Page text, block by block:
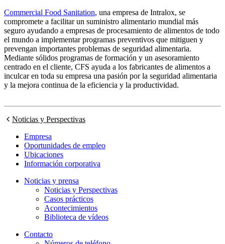
Commercial Food Sanitation, una empresa de Intralox, se
compromete a facilitar un suministro alimentario mundial más
seguro ayudando a empresas de procesamiento de alimentos de todo
el mundo a implementar programas preventivos que mitiguen y
prevengan importantes problemas de seguridad alimentaria.
Mediante sólidos programas de formación y un asesoramiento
centrado en el cliente, CFS ayuda a los fabricantes de alimentos a
inculcar en toda su empresa una pasión por la seguridad alimentaria
y la mejora continua de la eficiencia y la productividad.
Noticias y Perspectivas
Empresa
Oportunidades de empleo
Ubicaciones
Información corporativa
Noticias y prensa
Noticias y Perspectivas
Casos prácticos
Acontecimientos
Biblioteca de vídeos
Contacto